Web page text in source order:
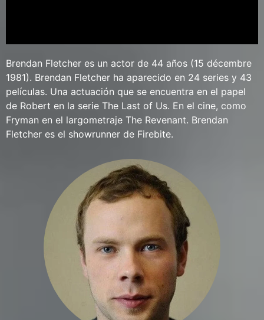
Brendan Fletcher es un actor de 44 años (15 décembre
1981). Brendan Fletcher ha aparecido en 24 series y 43
películas. Una actuación que se encuentra en el papel
de Robert en la serie The Last of Us. En el cine, como
Fryman en el largometraje The Revenant. Brendan
Fletcher es el showrunner de Firebite.